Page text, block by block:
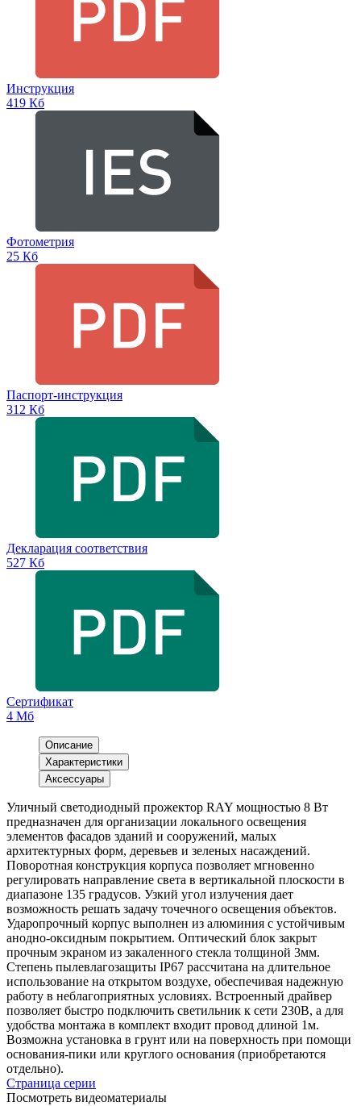
Инструкция
419 Кб
Фотометрия
25 Кб
Паспорт-инструкция
312 Кб
Декларация соответствия
527 Кб
Сертификат
4 Мб
Описание
Характеристики
Аксессуары
Уличный светодиодный прожектор RAY мощностью 8 Вт
предназначен для организации локального освещения
элементов фасадов зданий и сооружений, малых
архитектурных форм, деревьев и зеленых насаждений.
Поворотная конструкция корпуса позволяет мгновенно
регулировать направление света в вертикальной плоскости в
диапазоне 135 градусов. Узкий угол излучения дает
возможность решать задачу точечного освещения объектов.
Ударопрочный корпус выполнен из алюминия с устойчивым
анодно-оксидным покрытием. Оптический блок закрыт
прочным экраном из закаленного стекла толщиной 3мм.
Степень пылевлагозащиты IP67 рассчитана на длительное
использование на открытом воздухе, обеспечивая надежную
работу в неблагоприятных условиях. Встроенный драйвер
позволяет быстро подключить светильник к сети 230В, а для
удобства монтажа в комплект входит провод длиной 1м.
Возможна установка в грунт или на поверхность при помощи
основания-пики или круглого основания (приобретаются
отдельно).
Страница серии
Посмотреть видеоматериалы